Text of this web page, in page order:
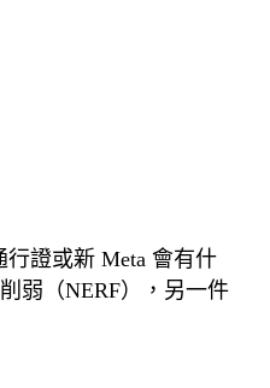
證或新 Meta 會有什
弱（NERF），另一件